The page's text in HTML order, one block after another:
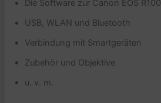
Die Software zur Canon EOS R100
USB, WLAN und Bluetooth
Verbindung mit Smartgeräten
Zubehör und Objektive
u. v. m.